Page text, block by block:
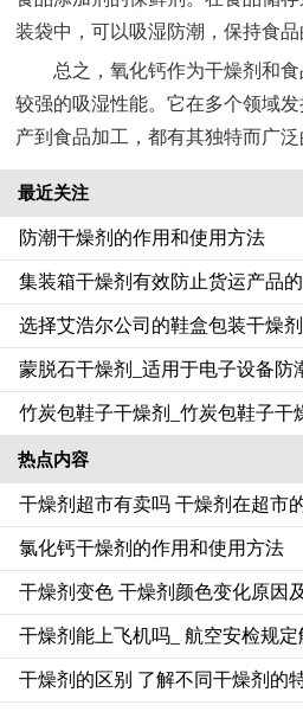
装袋中，可以吸湿防潮，保持食品
总之，氧化钙作为干燥剂和
较强的吸湿性能。它在多个领域
产到食品加工，都有其独特而广泛
最近关注
防潮干燥剂的作用和使用方法
集装箱干燥剂有效防止货运产品
选择艾浩尔公司的鞋盒包装干燥
蒙脱石干燥剂_适用于电子设备防
竹炭包鞋子干燥剂_竹炭包鞋子干
热点内容
干燥剂超市有卖吗 干燥剂在超市
氯化钙干燥剂的作用和使用方法
干燥剂变色 干燥剂颜色变化原因
干燥剂能上飞机吗_ 航空安检规定
干燥剂的区别 了解不同干燥剂的